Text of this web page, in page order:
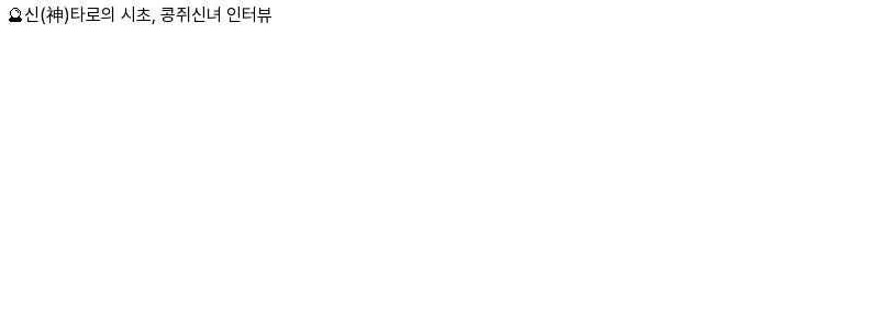
🔮신(神)타로의 시초, 콩쥐신녀 인터뷰